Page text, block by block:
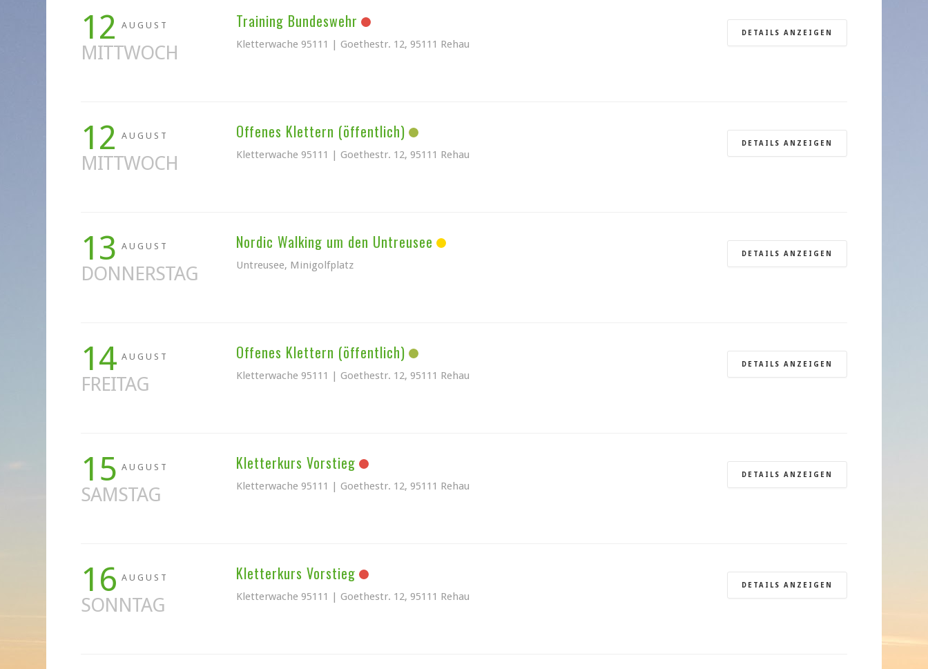
12 AUGUST
MITTWOCH
Training Bundeswehr
Kletterwache 95111 | Goethestr. 12, 95111 Rehau
DETAILS ANZEIGEN
12 AUGUST
MITTWOCH
Offenes Klettern (öffentlich)
Kletterwache 95111 | Goethestr. 12, 95111 Rehau
DETAILS ANZEIGEN
13 AUGUST
DONNERSTAG
Nordic Walking um den Untreusee
Untreusee, Minigolfplatz
DETAILS ANZEIGEN
14 AUGUST
FREITAG
Offenes Klettern (öffentlich)
Kletterwache 95111 | Goethestr. 12, 95111 Rehau
DETAILS ANZEIGEN
15 AUGUST
SAMSTAG
Kletterkurs Vorstieg
Kletterwache 95111 | Goethestr. 12, 95111 Rehau
DETAILS ANZEIGEN
16 AUGUST
SONNTAG
Kletterkurs Vorstieg
Kletterwache 95111 | Goethestr. 12, 95111 Rehau
DETAILS ANZEIGEN